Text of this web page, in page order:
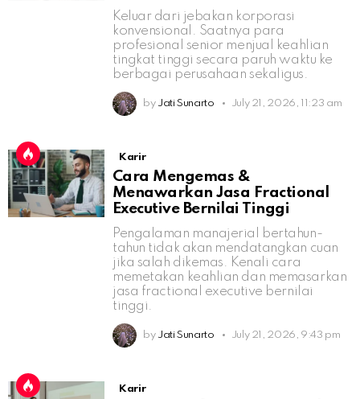
Keluar dari jebakan korporasi
konvensional. Saatnya para
profesional senior menjual keahlian
tingkat tinggi secara paruh waktu ke
berbagai perusahaan sekaligus.
by Jati Sunarto July 21, 2026, 11:23 am
Karir
Cara Mengemas &
Menawarkan Jasa Fractional
Executive Bernilai Tinggi
Pengalaman manajerial bertahun-
tahun tidak akan mendatangkan cuan
jika salah dikemas. Kenali cara
memetakan keahlian dan memasarkan
jasa fractional executive bernilai
tinggi.
by Jati Sunarto July 21, 2026, 9:43 pm
Karir